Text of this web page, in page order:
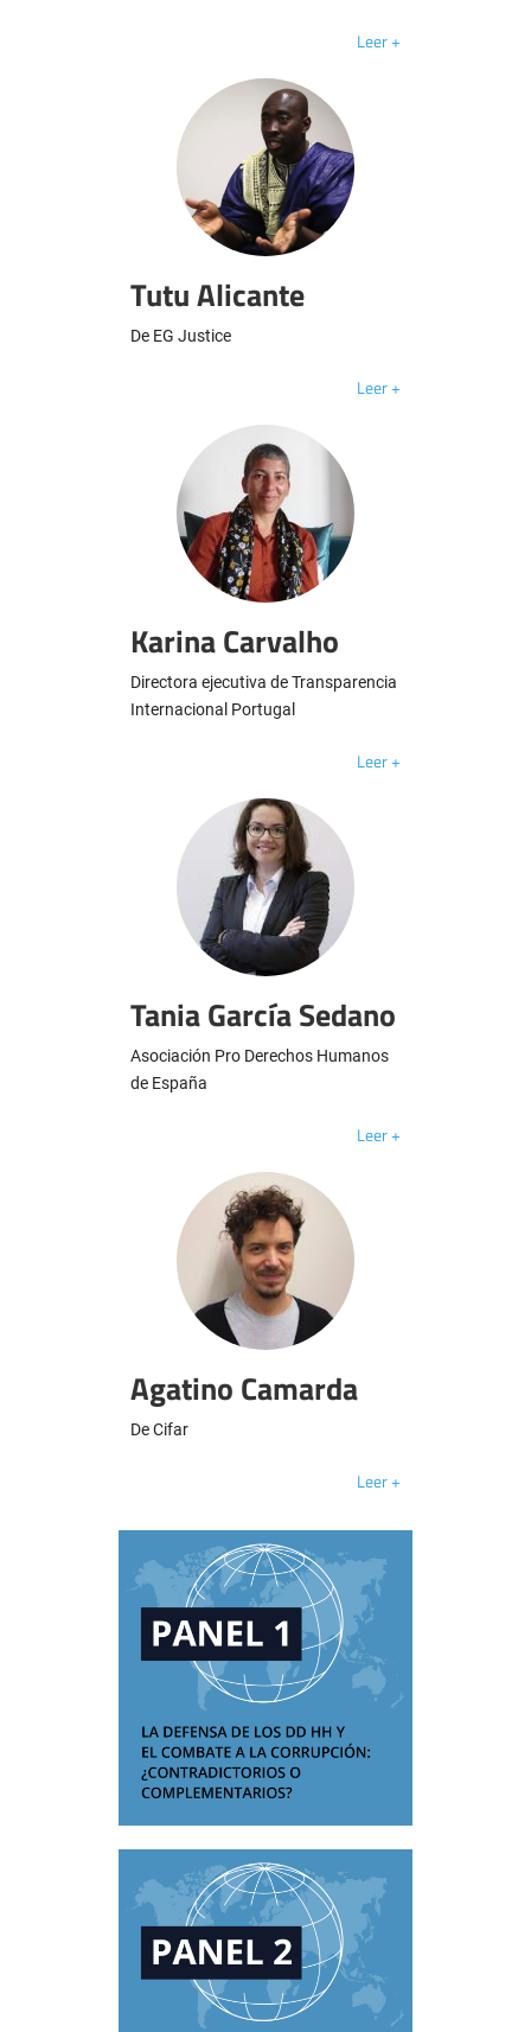
Leer +
Tutu Alicante
De EG Justice
Leer +
Karina Carvalho
Directora ejecutiva de Transparencia
Internacional Portugal
Leer +
Tania García Sedano
Asociación Pro Derechos Humanos
de España
Leer +
Agatino Camarda
De Cifar
Leer +